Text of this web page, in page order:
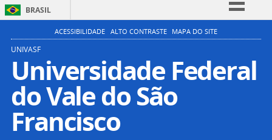
BRASIL
Simplifique!
Participe
Acesso à informação
Legislação
ACESSIBILIDADE ALTO CONTRASTE MAPA DO SITE
UNIVASF
Universidade Federal
do Vale do São
Francisco